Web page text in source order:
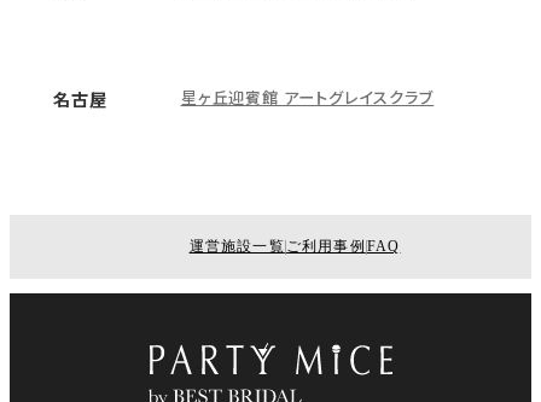
名古屋 星ヶ丘迎賓館 アートグレイスクラブ
運営施設一覧 ご利用事例 FAQ